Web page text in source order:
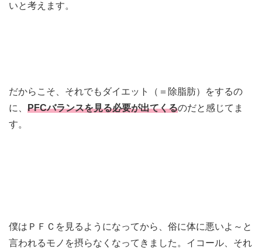
いと考えます。
だからこそ、それでもダイエット（＝除脂肪）をするの
に、 PFCバランスを見る必要が出てくるのだと感じてま
す。
僕はＰＦＣを見るようになってから、俗に体に悪いよ～と
言われるモノを摂らなくなってきました。イコール、それ